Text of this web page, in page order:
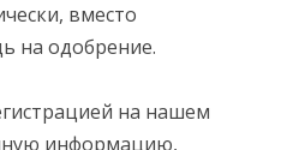
вместо
на одобрение.
на нашем
информацию,